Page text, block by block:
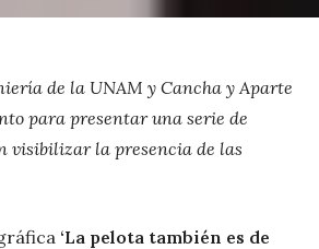
de la UNAM y Cancha y Aparte
para presentar una serie de
visibilizar la presencia de las
‘La pelota también es de